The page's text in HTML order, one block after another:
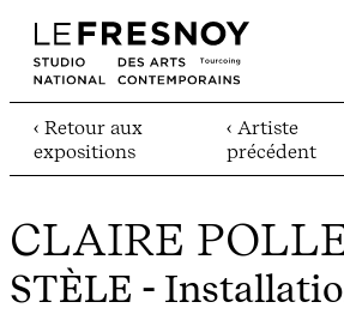
‹ Retour aux
expositions
‹ Artiste
précédent
CLAIRE
STÈLE -